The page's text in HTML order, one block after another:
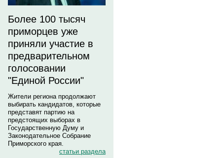
Более 100 тысяч
приморцев уже
приняли участие в
предварительном
голосовании
"Единой России"
Жители региона продолжают
выбирать кандидатов, которые
представят партию на
предстоящих выборах в
Государственную Думу и
Законодательное Собрание
Приморского края.
статьи раздела